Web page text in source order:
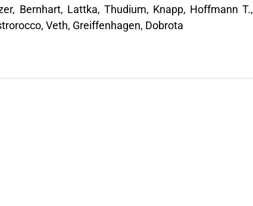
Bernhart, Lattka, Thudium, Knapp, Hoffmann T.,
Veth, Greiffenhagen, Dobrota